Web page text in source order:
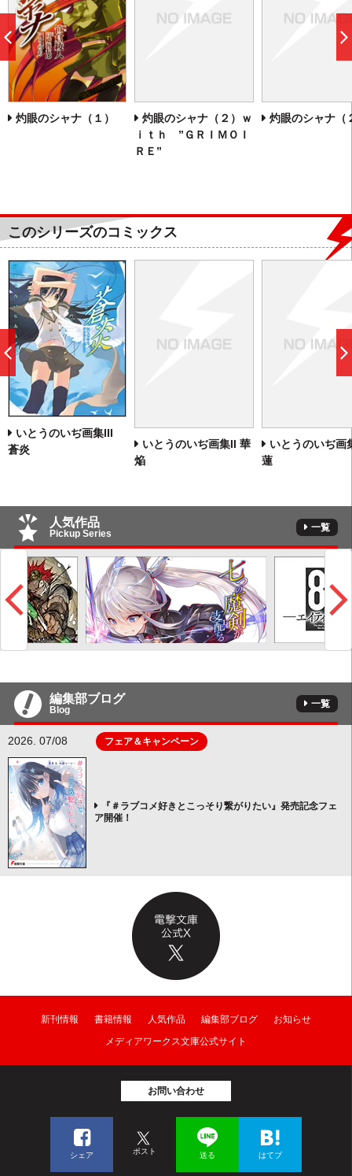
灼眼のシャナ（１）
灼眼のシャナ（２）ｗ
ｉｔｈ ”ＧＲＩＭＯＩ
ＲＥ”
灼眼のシャナ（
前
へ
このシリーズのコミックス
いとうのいぢ画集III
蒼炎
いとうのいぢ画集II 華
焔
いとうのいぢ画
蓮
へ
人気作品
Pickup Series
一覧
編集部ブログ
Blog
一覧
2026. 07/08 フェア＆キャンペーン
『＃ラブコメ好きとこっそり繋がりたい』発売記念フェ
ア開催！
新刊情報 書籍情報 人気作品 編集部ブログ
お知らせ
メディアワークス文庫公式サイト
お問い合わせ
シェア ポスト 送る はてブ